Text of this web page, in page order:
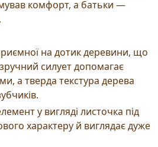
комфорт, а батьки —
на дотик деревини, що
силует допомагає
а тверда текстура дерева
у вигляді листочка під
характеру й виглядає дуже